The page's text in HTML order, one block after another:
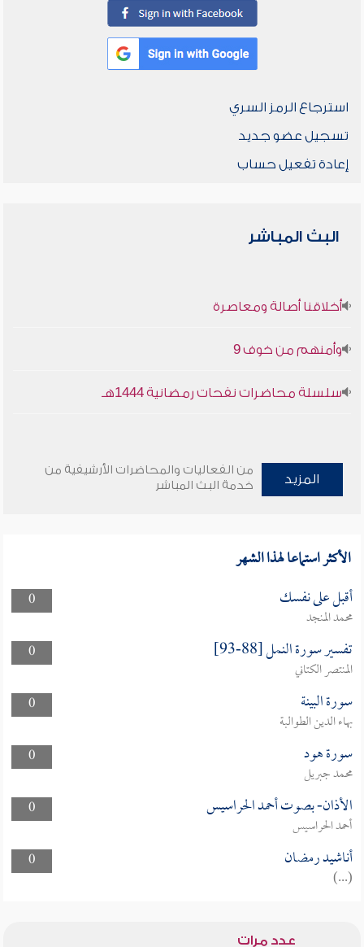
استرجاع الرمز السري
تسجيل عضو جديد
إعادة تفعيل حساب
البث المباشر
أخلاقنا أصالة ومعاصرة
وأمنهم من خوف 9
سلسلة محاضرات نفحات رمضانية 1444هـ
المزيد
من الفعاليات والمحاضرات الأرشيفية من
خدمة البث المباشر
الأكثر استماعا لهذا الشهر
0 أقبل على نفسك
محمد المنجد
0
تفسير سورة النمل [88-93]
المنتصر الكتاني
0
سورة البينة
بهاء الدين الطوالبة
0
سورة هود
محمد جبريل
0
الأذان- بصوت أحمد الحراسيس
أحمد الحراسيس
0
أناشيد رمضان
(...)
عدد مرات